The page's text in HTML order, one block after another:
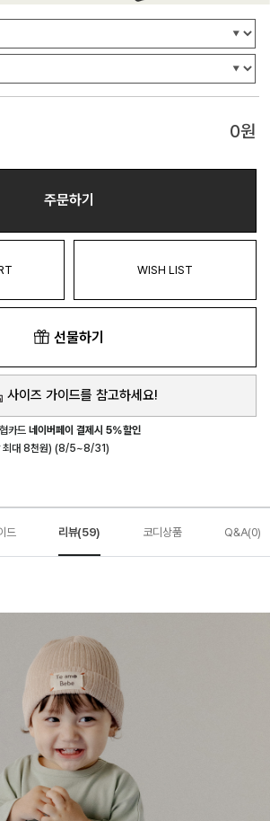
0원
주문하기
WISH LIST
선물하기
사이즈 가이드를 참고하세요!
카드네이버페이 결제시 5%할인
최대 8천원) (8/5~8/31)
드 리뷰(59) 코디상품 Q&A(0)